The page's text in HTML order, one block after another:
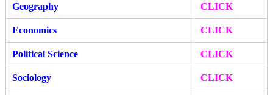
Geography CLICK
Economics CLICK
Political Science CLICK
Sociology CLICK